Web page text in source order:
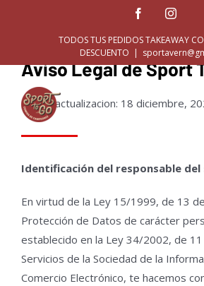
Facebook
TODOS TUS PEDIDOS TAKEAWAY
DESCUENTO |
Aviso Legal de Sport
Ultima actualizacion: 18 diciembre,
Identificación del responsable
En virtud de la Ley 15/1999, de 13
Protección de Datos de carácter
establecido en la Ley 34/2002, de
Servicios de la Sociedad de la
Comercio Electrónico, te hacemos